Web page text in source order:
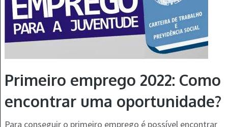
Primeiro emprego 2022: Como
encontrar uma oportunidade?
Para conseguir o primeiro emprego é possível encontrar